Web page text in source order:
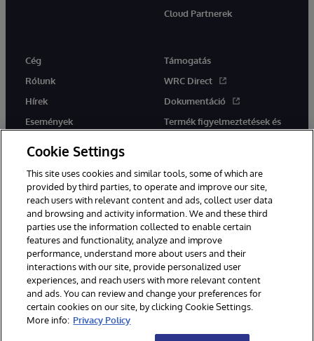
Cloud Partnerek
Cég
Rólunk
Hírek
Események
Támogatás
WRC Direct
Dokumentáció
Termék figyelmeztetések és
tanácsok
Ez a weboldal gépi fordítást használ. Bármilyen fordítási konfliktus
esetén az oldal angol nyelvű változata élvez elsőbbséget.
© 1996-2026 InterSystems Corporation, Boston, MA. Minden jog
fenntartva.
Értesítések/Feltételek és feltételek
Adatvédelmi nyilatkozat
Garancia
Hozzáférhetőség
Cookie Settings
This site uses cookies and similar tools, some of which are
provided by third parties, to operate and improve our site,
reach users with relevant content and ads, collect user data
and browsing and activity information. We and these third
parties use the information collected to enable certain
features and functionality, analyze and improve
performance, understand more about users and their
interactions with our site, provide personalized user
experiences, and reach users with more relevant content
and ads. You can review and change your preferences for
certain cookies on our site, by clicking Cookie Settings.
More info: Privacy Policy